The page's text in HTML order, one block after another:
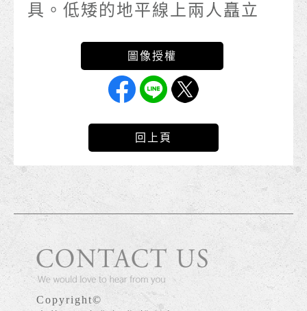
具。低矮的地平線上兩人矗立
回上頁
Copyright©